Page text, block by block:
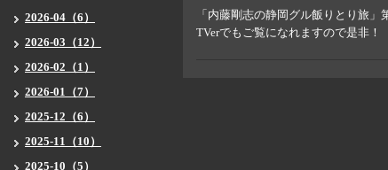
「内藤剛志の静岡グル飯りとり旅」
TVerでもご覧になれますので是非！
2026-04（6）
2026-03（12）
2026-02（1）
2026-01（7）
2025-12（6）
2025-11（10）
2025-10（5）